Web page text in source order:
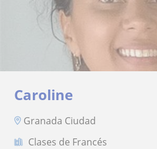
Caroline
Granada Ciudad
Clases de Francés